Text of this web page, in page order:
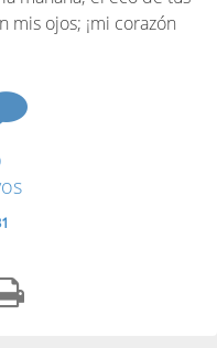
mis ojos; ¡mi corazón